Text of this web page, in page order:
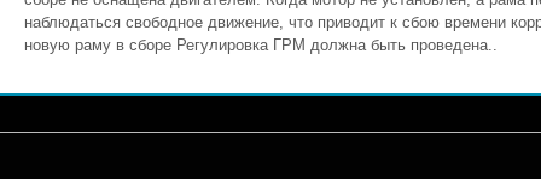
наблюдаться свободное движение, что приводит к сбою времени
новую раму в сборе Регулировка ГРМ должна быть проведена..